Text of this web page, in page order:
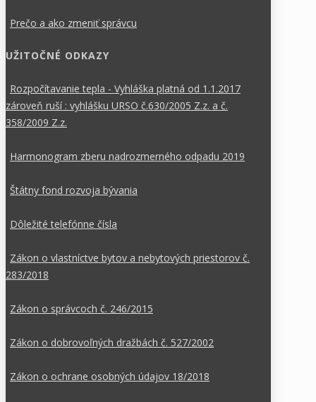
Prečo a ako zmeniť správcu
UŽITOČNÉ ODKAZY
Rozpočítavanie tepla - Vyhláška platná od 1.1.2017
zároveň ruší : vyhlášku URSO č.630/2005 Z.z. a č.
358/2009 Z.z.
Harmonogram zberu nadrozmerného odpadu 2019
Štátny fond rozvoja bývania
Dôležité telefónne čísla
Zákon o vlastníctve bytov a nebytových priestorov č.
283/2018
Zákon o správcoch č. 246/2015
Zákon o dobrovoľných dražbách č. 527/2002
Zákon o ochrane osobných údajov 18/2018